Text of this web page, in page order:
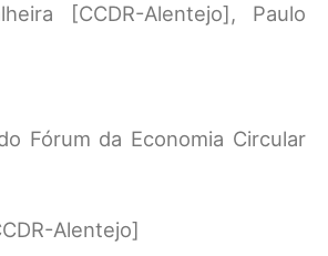
[CCDR-Alentejo], Paulo
Fórum da Economia Circular
Alentejo]